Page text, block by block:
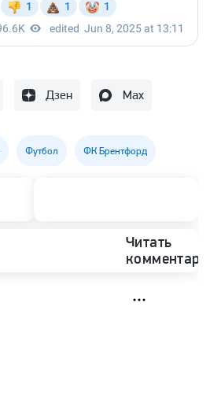
Дзен Max
Футбол ФК Брентфорд
Читать